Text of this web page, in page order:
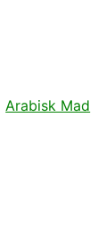
Arabisk Mad